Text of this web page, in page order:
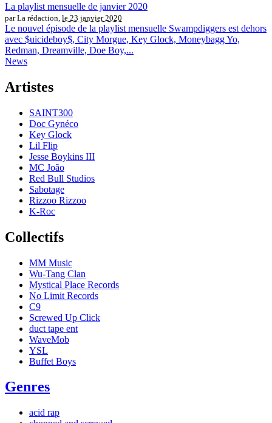
La playlist mensuelle de janvier 2020
par La rédaction, le 23 janvier 2020
Le nouvel épisode de la playlist mensuelle Swampdiggers est dehors
avec $uicideboy$, City Morgue, Key Glock, Moneybagg Yo,
Redman, Dreamville, Doe Boy,...
News
Artistes
SAINT300
Doc Gynéco
Key Glock
Lil Flip
Jesse Boykins III
MC João
Red Bull Studios
Sabotage
Rizzoo Rizzoo
K-Roc
Collectifs
MM Music
Wu-Tang Clan
Mystical Place Records
No Limit Records
C9
Screwed Up Click
duct tape ent
WaveMob
YSL
Buffet Boys
Genres
acid rap